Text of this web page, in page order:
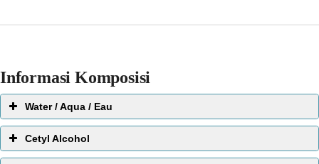
Informasi Komposisi
Water / Aqua / Eau
EWG Score:
Cetyl Alcohol